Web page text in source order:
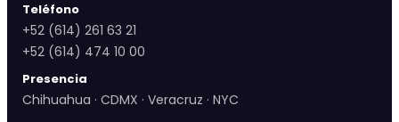
Teléfono
+52 (614) 261 63 21
+52 (614) 474 10 00
Presencia
Chihuahua · CDMX · Veracruz · NYC